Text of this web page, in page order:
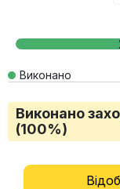
Виконано
Виконано
(100%)